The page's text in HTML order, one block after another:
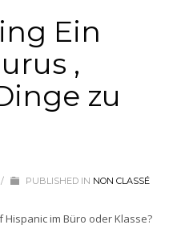
Ein
,
zu
/ PUBLISHED IN NON CLASSÉ
im Büro oder Klasse?